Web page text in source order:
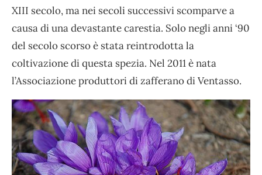
XIII secolo, ma nei secoli successivi scomparve a
causa di una devastante carestia. Solo negli anni ‘90
del secolo scorso è stata reintrodotta la
coltivazione di questa spezia. Nel 2011 è nata
l’Associazione produttori di zafferano di Ventasso.